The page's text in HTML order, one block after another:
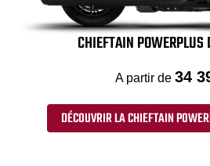
CHIEFTAIN POWERPLUS
A partir de 34
DÉCOUVRIR LA CHIEFTAIN